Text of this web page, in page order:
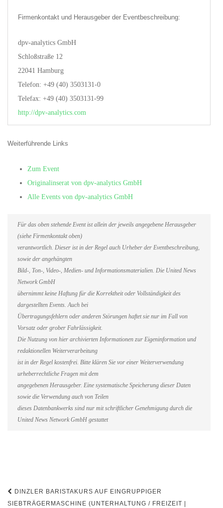
Firmenkontakt und Herausgeber der Eventbeschreibung:
dpv-analytics GmbH
Schloßstraße 12
22041 Hamburg
Telefon: +49 (40) 3503131-0
Telefax: +49 (40) 3503131-99
http://dpv-analytics.com
Weiterführende Links
Zum Event
Originalinserat von dpv-analytics GmbH
Alle Events von dpv-analytics GmbH
Für das oben stehende Event ist allein der jeweils angegebene Herausgeber
(siehe Firmenkontakt oben)
verantwortlich. Dieser ist in der Regel auch Urheber der Eventbeschreibung,
sowie der angehängten
Bild-, Ton-, Video-, Medien- und Informationsmaterialien. Die United News
Network GmbH
übernimmt keine Haftung für die Korrektheit oder Vollständigkeit des
dargestellten Events. Auch bei
Übertragungsfehlern oder anderen Störungen haftet sie nur im Fall von
Vorsatz oder grober Fahrlässigkeit.
Die Nutzung von hier archivierten Informationen zur Eigeninformation und
redaktionellen Weiterverarbeitung
ist in der Regel kostenfrei. Bitte klären Sie vor einer Weiterverwendung
urheberrechtliche Fragen mit dem
angegebenen Herausgeber. Eine systematische Speicherung dieser Daten
sowie die Verwendung auch von Teilen
dieses Datenbankwerks sind nur mit schriftlicher Genehmigung durch die
United News Network GmbH gestattet
Beitragsnavigation
DINZLER BARISTAKURS AUF EINGRUPPIGER
SIEBTRÄGERMASCHINE (UNTERHALTUNG / FREIZEIT |